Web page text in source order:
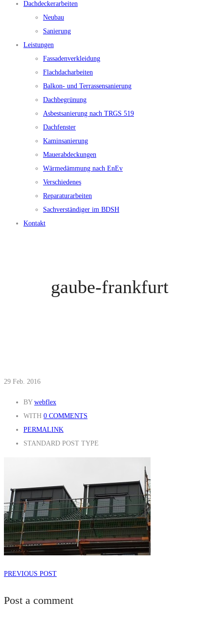
Dachdeckerarbeiten
Neubau
Sanierung
Leistungen
Fassadenverkleidung
Flachdacharbeiten
Balkon- und Terrassensanierung
Dachbegrünung
Asbestsanierung nach TRGS 519
Dachfenster
Kaminsanierung
Mauerabdeckungen
Wärmedämmung nach EnEv
Verschiedenes
Reparaturarbeiten
Sachverständiger im BDSH
Kontakt
gaube-frankfurt
29 Feb. 2016
BY webflex
WITH 0 COMMENTS
PERMALINK
STANDARD POST TYPE
PREVIOUS POST
Post a comment